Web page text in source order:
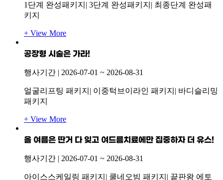
1단계 완성패키지| 3단계 완성패키지| 최종단계 완성패
키지
+ View More
공장형 시술은 가라!
행사기간 | 2026-07-01 ~ 2026-08-31
얼굴리프팅 패키지| 이중턱브이라인 패키지| 바디슬리밍
패키지
+ View More
올 여름은 딴거 다 잊고 여드름치료에만 집중하자 더 유스!
행사기간 | 2026-07-01 ~ 2026-08-31
아이스스케일링 패키지| 쿨네오빔 패키지| 끝판왕 에토